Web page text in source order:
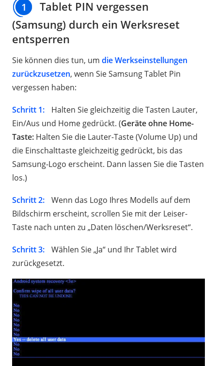
1
Tablet PIN vergessen
(Samsung) durch ein Werksreset
entsperren
Sie können dies tun, um die Werkseinstellungen
zurückzusetzen, wenn Sie Samsung Tablet Pin
vergessen haben:
Schritt 1:
Halten Sie gleichzeitig die Tasten Lauter,
Ein/Aus und Home gedrückt. (Geräte ohne Home-
Taste: Halten Sie die Lauter-Taste (Volume Up) und
die Einschalttaste gleichzeitig gedrückt, bis das
Samsung-Logo erscheint. Dann lassen Sie die Tasten
los.)
Schritt 2:
Wenn das Logo Ihres Modells auf dem
Bildschirm erscheint, scrollen Sie mit der Leiser-
Taste nach unten zu „Daten löschen/Werksreset“.
Schritt 3:
Wählen Sie „Ja“ und Ihr Tablet wird
zurückgesetzt.